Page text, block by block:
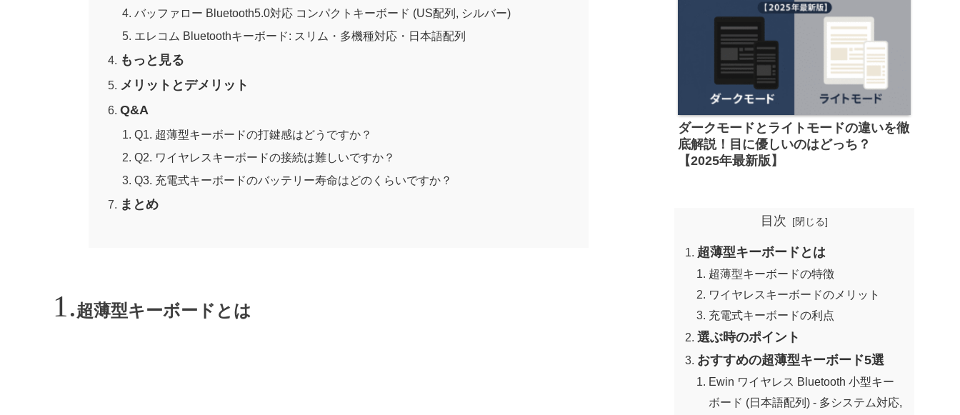
バッファロー Bluetooth5.0対応 コンパクトキーボード (US配列, シルバー)
エレコム Bluetoothキーボード: スリム・多機種対応・日本語配列
もっと見る
メリットとデメリット
Q&A
Q1. 超薄型キーボードの打鍵感はどうですか？
Q2. ワイヤレスキーボードの接続は難しいですか？
Q3. 充電式キーボードのバッテリー寿命はどのくらいですか？
まとめ
超薄型キーボードとは
ダークモードとライトモードの違いを徹
底解説！目に優しいのはどっち？
【2025年最新版】
目次
超薄型キーボードとは
超薄型キーボードの特徴
ワイヤレスキーボードのメリット
充電式キーボードの利点
選ぶ時のポイント
おすすめの超薄型キーボード5選
Ewin ワイヤレス Bluetooth 小型キー
ボード (日本語配列) - 多システム対応,